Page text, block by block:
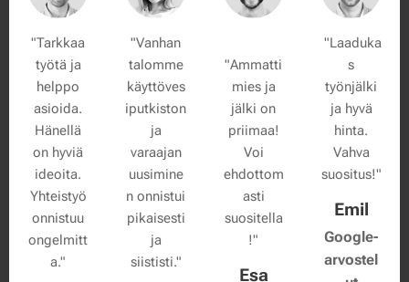
"Tarkkaa
työtä ja
helppo
asioida.
Hänellä
on hyviä
ideoita.
Yhteistyö
onnistuu
ongelmitt
a."
"Vanhan
talomme
käyttöves
iputkiston
ja
varaajan
uusimine
n onnistui
pikaisesti
ja
siististi."
"Ammatti
mies ja
jälki on
priimaa!
Voi
ehdottom
asti
suositella
!"
Esa
"Laaduka
s
työnjälki
ja hyvä
hinta.
Vahva
suositus!"
Emil
Google-
arvostel